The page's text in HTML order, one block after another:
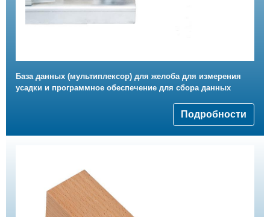
База данных (мультиплексор) для желоба для измерения
усадки и программное обеспечение для сбора данных
Подробности